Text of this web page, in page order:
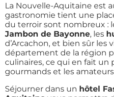
La Nouvelle-Aquitaine est
gastronomie tient une
du terroir sont nombreux :
Jambon de Bayonne, les
d’Arcachon, et bien sûr les
département de la région
culinaires, ce qui en fait un
gourmands et les
Séjourner dans un hôtel